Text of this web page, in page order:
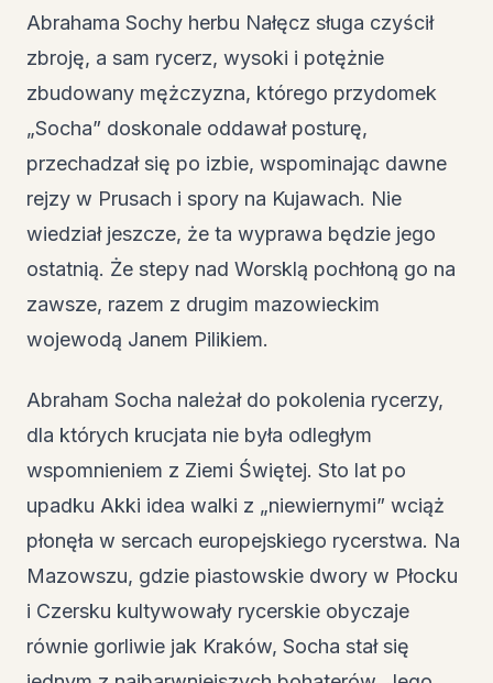
Abrahama Sochy herbu Nałęcz sługa czyścił
zbroję, a sam rycerz, wysoki i potężnie
zbudowany mężczyzna, którego przydomek
„Socha” doskonale oddawał posturę,
przechadzał się po izbie, wspominając dawne
rejzy w Prusach i spory na Kujawach. Nie
wiedział jeszcze, że ta wyprawa będzie jego
ostatnią. Że stepy nad Worsklą pochłoną go na
zawsze, razem z drugim mazowieckim
wojewodą Janem Pilikiem.
Abraham Socha należał do pokolenia rycerzy,
dla których krucjata nie była odległym
wspomnieniem z Ziemi Świętej. Sto lat po
upadku Akki idea walki z „niewiernymi” wciąż
płonęła w sercach europejskiego rycerstwa. Na
Mazowszu, gdzie piastowskie dwory w Płocku
i Czersku kultywowały rycerskie obyczaje
równie gorliwie jak Kraków, Socha stał się